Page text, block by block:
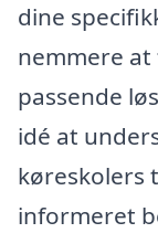
dine
nemmere
passende
idé at
køreskolers
informeret